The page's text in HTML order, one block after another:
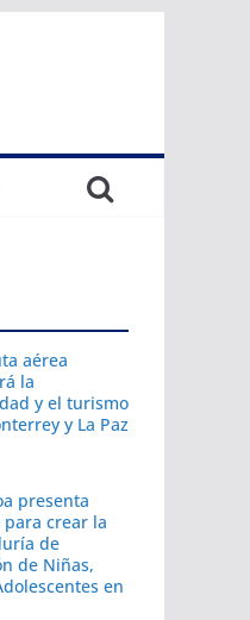
aérea
la
y el turismo
y La Paz
presenta
crear la
de
de Niñas,
en